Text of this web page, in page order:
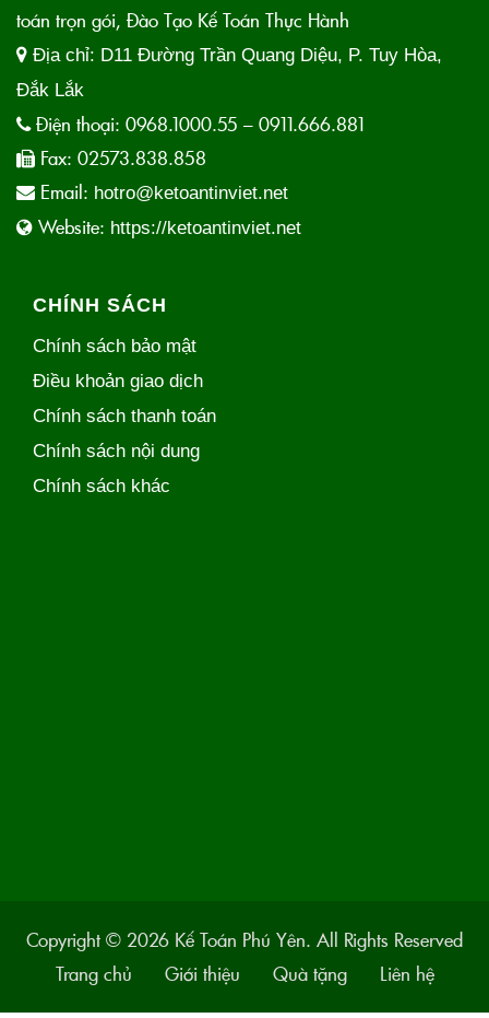
toán trọn gói, Đào Tạo Kế Toán Thực Hành
Địa chỉ: D11 Đường Trần Quang Diệu, P. Tuy Hòa,
Đắk Lắk
Điện thoại: 0968.1000.55 – 0911.666.881
Fax: 02573.838.858
Email: hotro@ketoantinviet.net
Website: https://ketoantinviet.net
CHÍNH SÁCH
Chính sách bảo mật
Điều khoản giao dịch
Chính sách thanh toán
Chính sách nội dung
Chính sách khác
Copyright © 2026 Kế Toán Phú Yên. All Rights Reserved
Trang chủ
Giới thiệu Quà tặng Liên hệ